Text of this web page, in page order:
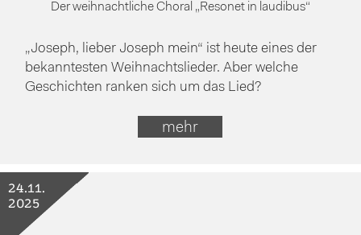
Der weihnachtliche Choral „Resonet in laudibus“
„Joseph, lieber Joseph mein“ ist heute eines der
bekanntesten Weihnachtslieder. Aber welche
Geschichten ranken sich um das Lied?
mehr
24.11.
2025